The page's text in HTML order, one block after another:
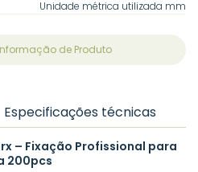
Unidade métrica utilizada mm
de Produto
Especificações técnicas
– Fixação Profissional para
200pcs